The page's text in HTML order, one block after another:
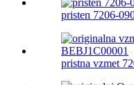
pristen 7206-
pristna vzmet